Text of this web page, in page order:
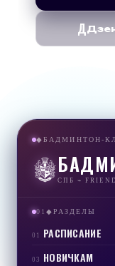
Д
◆БАДМИНТОН-
СПБ ⌁
01◆РАЗДЕЛЫ
01 РАСПИСАНИЕ
03 НОВИЧКАМ